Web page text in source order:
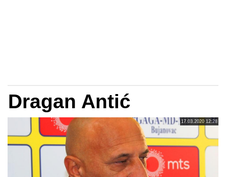
Dragan Antić
17.03.2020 12:28